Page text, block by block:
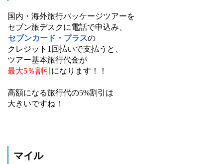
国内・海外旅行パッケージツアーを
セブン旅デスクに電話で申込み、
セブンカード・プラスの
クレジット1回払いで支払うと、
ツアー基本旅行代金が
最大5％割引 になります！！
高額になる旅行代の5%割引は
大きいですね！
マイル